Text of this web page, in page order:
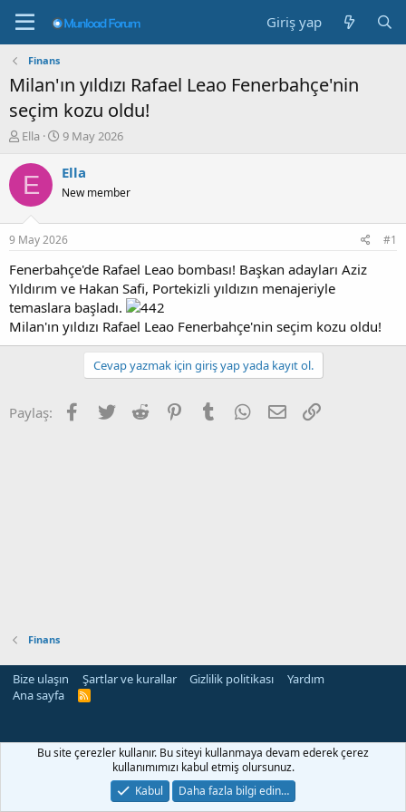
Giriş yap
Finans
Milan'ın yıldızı Rafael Leao Fenerbahçe'nin
seçim kozu oldu!
K
n
b
u
u
b
a
ş
l
a
t
a
Ella
B
ş
a
g
ı
ç
a
r
i
h
9 May 2026
E Ella
New member
9 May 2026 #1
Fenerbahçe'de Rafael Leao bombası! Başkan adayları Aziz
Yıldırım ve Hakan Safi, Portekizli yıldızın menajeriyle
temaslara başladı.
Milan'ın yıldızı Rafael Leao Fenerbahçe'nin seçim kozu oldu!
Cevap yazmak için giriş yap yada kayıt ol.
Paylaş: Facebook
Twitter Reddit PinterestTumblr WhatsApp
E-posta
Finans
Bize ulaşın Şartlar ve kurallar Gizlilik politikası
Yardım
Ana sayfa
R
siteleri
Bu site çerezler kullanır. Bu siteyi kullanmaya devam ederek çerez
kullanımımızı kabul etmiş olursunuz.
Kabul
Daha fazla bilgi edin…